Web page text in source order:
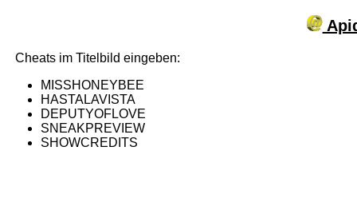
Cheats im Titelbild eingeben:
MISSHONEYBEE
HASTALAVISTA
DEPUTYOFLOVE
SNEAKPREVIEW
SHOWCREDITS